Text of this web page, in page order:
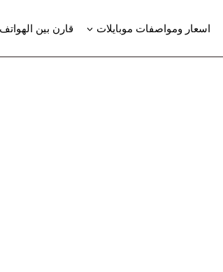
اسعار ومواصفات موبايلات قارن بين الهواتف